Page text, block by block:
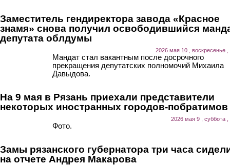
Заместитель гендиректора завода «Красное
знамя» снова получил освободившийся
депутата облдумы
2026 мая 10 , воскресенье ,
Мандат стал вакантным после досрочного
прекращения депутатских полномочий Михаила
Давыдова.
На 9 мая в Рязань приехали представители
некоторых иностранных городов-побратимов
2026 мая 9 , суббота ,
Фото.
Замы рязанского губернатора три часа
на отчете Андрея Макарова